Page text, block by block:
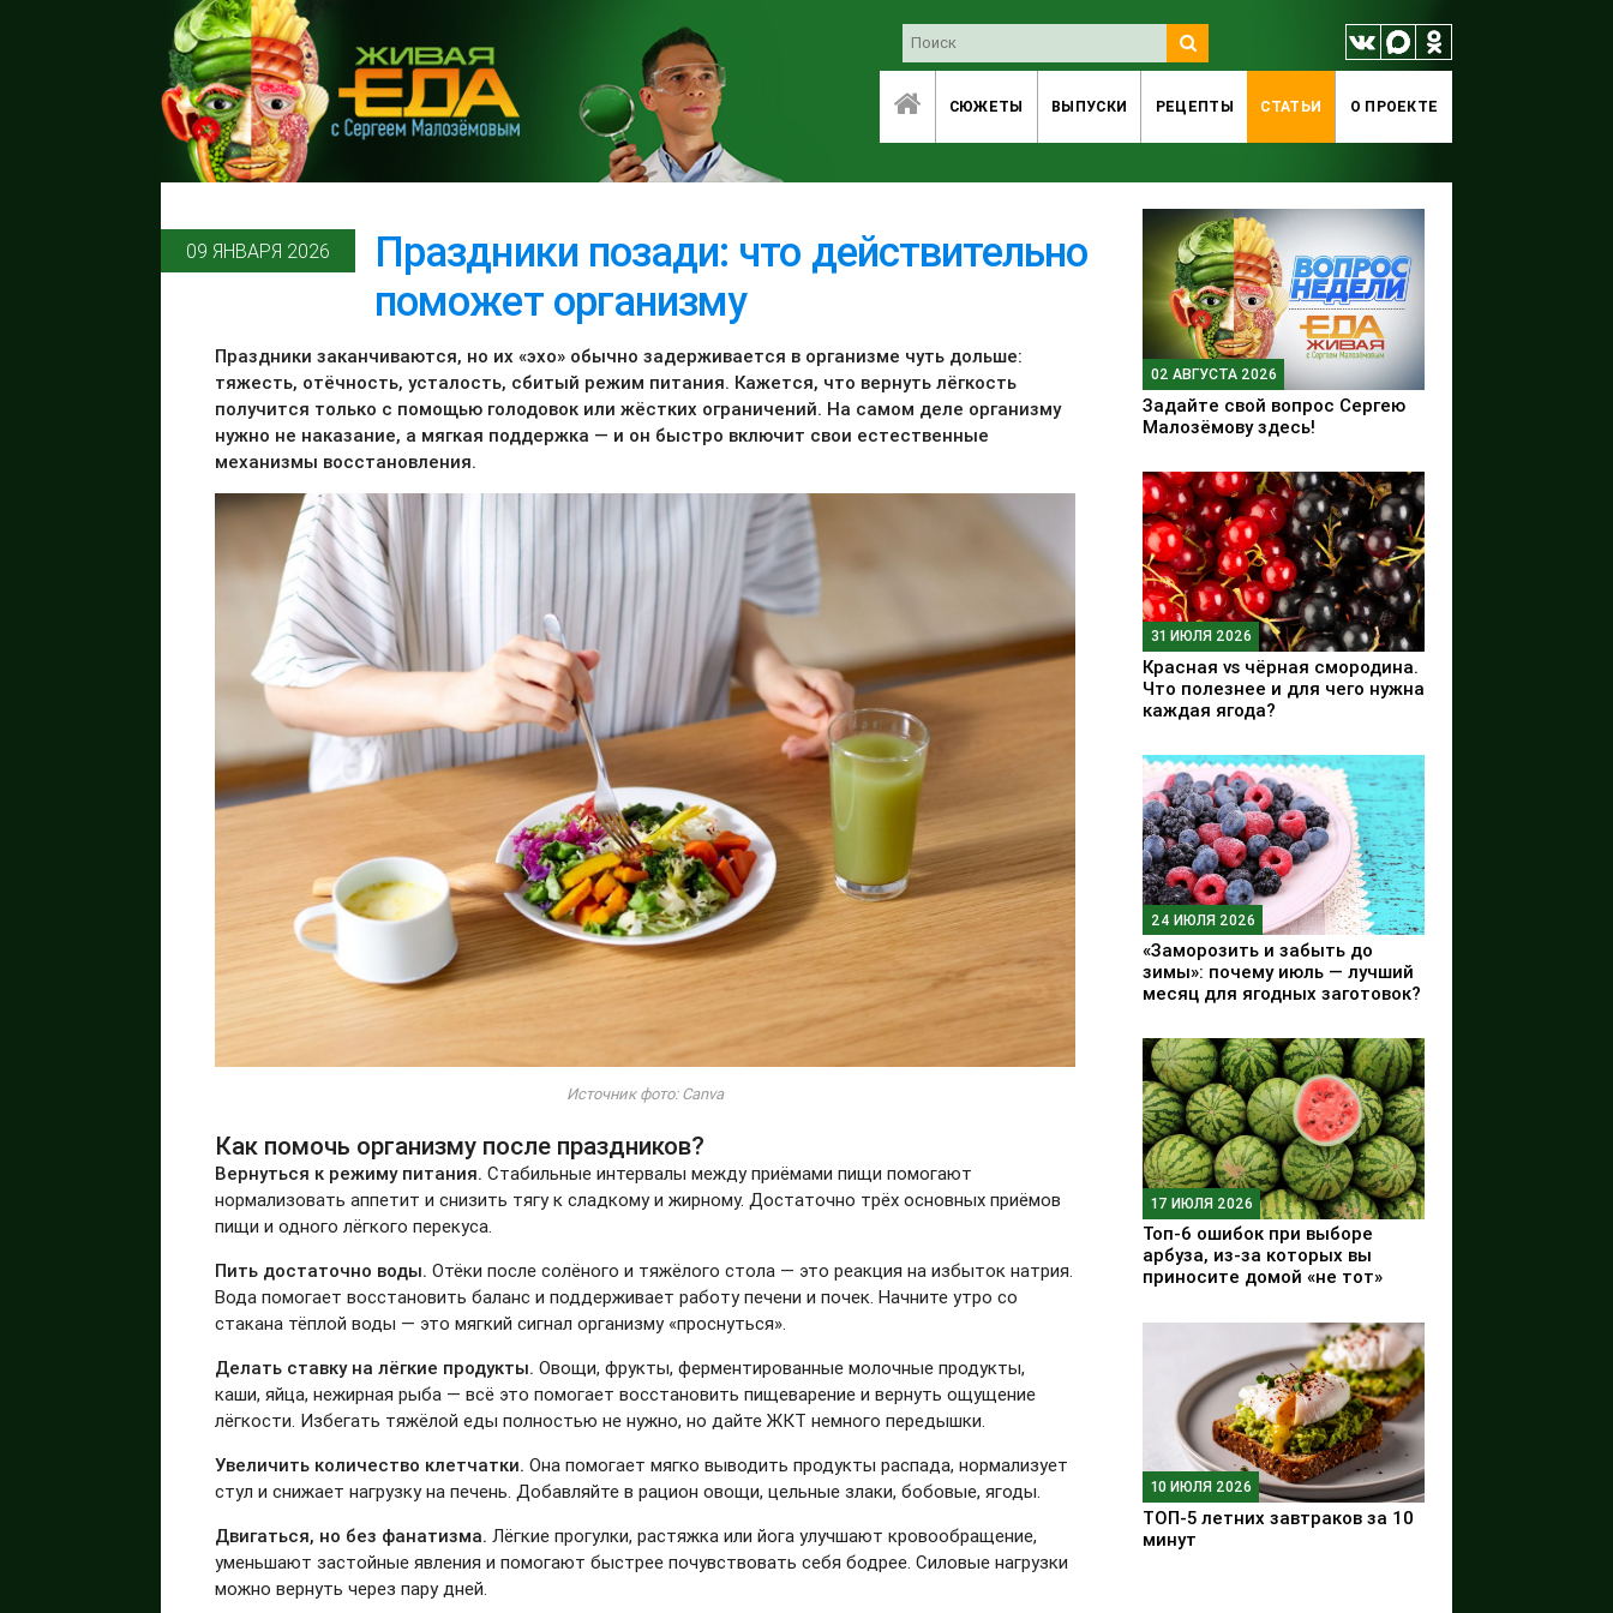
СЮЖЕТЫ ВЫПУСКИ РЕЦЕПТЫ СТАТЬИ O ПРОЕКТЕ
09 ЯНВАРЯ 2026
Праздники позади: что действительно
поможет организму
Праздники заканчиваются, но их «эхо» обычно задерживается в организме чуть дольше:
тяжесть, отёчность, усталость, сбитый режим питания. Кажется, что вернуть лёгкость
получится только с помощью голодовок или жёстких ограничений. На самом деле организму
нужно не наказание, а мягкая поддержка — и он быстро включит свои естественные
механизмы восстановления.
Источник фото: Canva
Как помочь организму после праздников?
Вернуться к режиму питания.Стабильные интервалы между приёмами пищи помогают
нормализовать аппетит и снизить тягу к сладкому и жирному. Достаточно трёх основных приёмов
пищи и одного лёгкого перекуса.
Пить достаточно воды.Отёки после солёного и тяжёлого стола — это реакция на избыток натрия.
Вода помогает восстановить баланс и поддерживает работу печени и почек. Начните утро со
стакана тёплой воды — это мягкий сигнал организму «проснуться».
Делать ставку на лёгкие продукты. Овощи, фрукты, ферментированные молочные продукты,
каши, яйца, нежирная рыба — всё это помогает восстановить пищеварение и вернуть ощущение
лёгкости. Избегать тяжёлой еды полностью не нужно, но дайте ЖКТ немного передышки.
Увеличить количество клетчатки. Она помогает мягко выводить продукты распада, нормализует
стул и снижает нагрузку на печень. Добавляйте в рацион овощи, цельные злаки, бобовые, ягоды.
Двигаться, но без фанатизма. Лёгкие прогулки, растяжка или йога улучшают кровообращение,
уменьшают застойные явления и помогают быстрее почувствовать себя бодрее. Силовые нагрузки
можно вернуть через пару дней.
02 АВГУСТА 2026
Задайте свой вопрос Сергею
Малозёмову здесь!
31 ИЮЛЯ 2026
Красная vs чёрная смородина.
Что полезнее и для чего нужна
каждая ягода?
24 ИЮЛЯ 2026
«Заморозить и забыть до
зимы»: почему июль — лучший
месяц для ягодных заготовок?
17 ИЮЛЯ 2026
Топ-6 ошибок при выборе
арбуза, из-за которых вы
приносите домой «не тот»
10 ИЮЛЯ 2026
ТОП-5 летних завтраков за 10
минут